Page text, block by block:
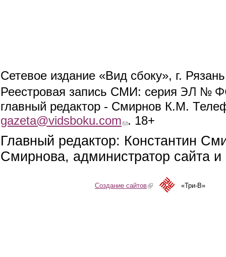
Сетевое издание «Вид сбоку», г.
Реестровая запись СМИ: серия ЭЛ №
главный редактор - Смирнов К.М.
gazeta@vidsboku.com (link sends e-mail)
. 18+
Главный редактор: Константин
Смирнова, администратор сайта
Создание сайтов(link is external)«Три-В»